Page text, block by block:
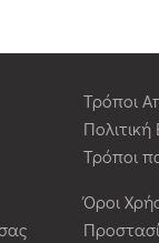
Τρόποι
Τρόποι
Όροι